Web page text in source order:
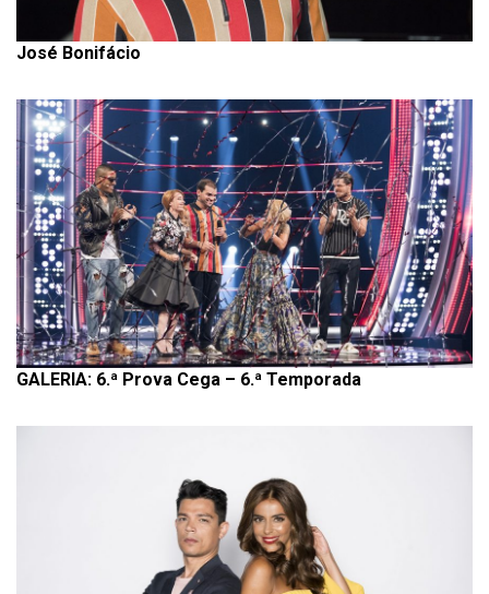
José Bonifácio
GALERIA: 6.ª Prova Cega – 6.ª Temporada